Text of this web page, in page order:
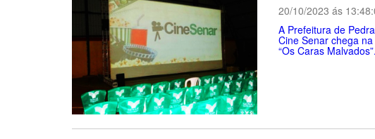
20/10/2023 ás
A Prefeitura de
Cine Senar chega
“Os Caras